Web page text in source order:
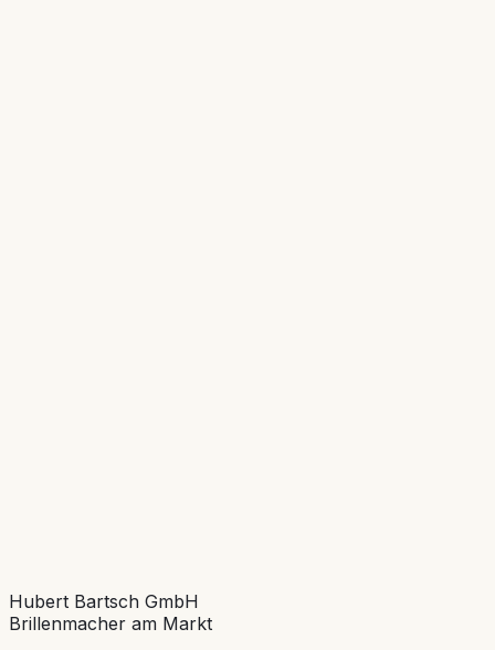
Unser Team kennenlernen
Hubert Bartsch GmbH
Brillenmacher am Markt